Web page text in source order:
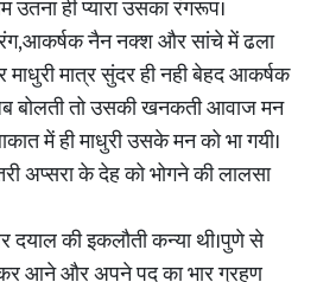
उतना ही प्यारा उसका रंगरूप।
नैन नक्श और सांचे में ढला
मात्र सुंदर ही नही बेहद आकर्षक
बोलती तो उसकी खनकती आवाज मन
में ही माधुरी उसके मन को भा गयी।
अप्सरा के देह को भोगने की लालसा
दयाल की इकलौती कन्या थी।पुणे से
आने और अपने पद का भार ग्रहण